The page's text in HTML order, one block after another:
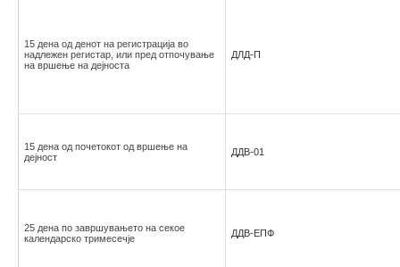
15 дена од денот на регистрација во
надлежен регистар, или пред отпочување
на вршење на дејноста
ДЛД-П
15 дена од почетокот од вршење на
дејност
ДДВ-01
25 дена по завршувањето на секое
календарско тримесечје
ДДВ-ЕПФ